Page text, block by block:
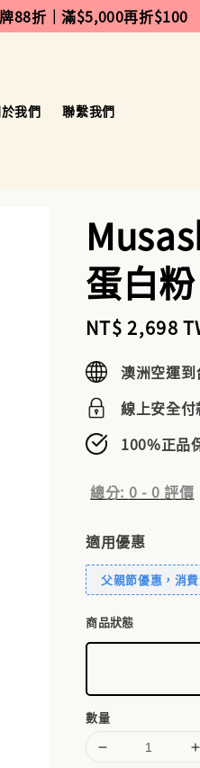
88折｜滿$5,000再折$100
我們 聯繫我們
蛋白
Sale
price
NT$ 2,698
澳洲空運到
線上安全付
100%正品
總分: 0 - 0 評價
適用優惠
父親節優惠，消
商品狀態
數量